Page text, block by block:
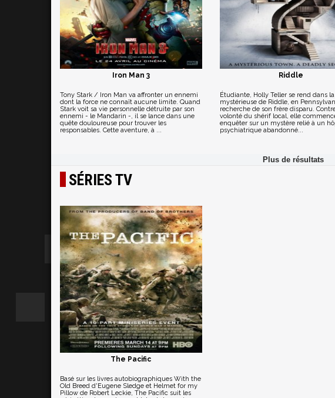
Iron Man 3
Tony Stark / Iron Man va affronter un ennemi
dont la force ne connaît aucune limite. Quand
Stark voit sa vie personnelle détruite par son
ennemi - le Mandarin -, il se lance dans une
quête douloureuse pour trouver les
responsables. Cette aventure, à ...
Riddle
Étudiante, Holly Teller se rend dans
mystérieuse de Riddle, en
recherche de son frère disparu.
volonté du shérif local, elle
enquêter sur un mystère relié à un
psychiatrique abandonné...
SÉRIES TV
The Pacific
Basé sur les livres autobiographiques With the
Old Breed d'Eugene Sledge et Helmet for my
Pillow de Robert Leckie, The Pacific suit les